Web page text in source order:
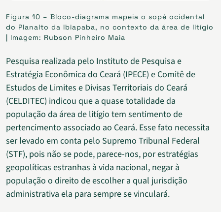
Figura 10 – Bloco-diagrama mapeia o sopé ocidental
do Planalto da Ibiapaba, no contexto da área de litígio
| Imagem: Rubson Pinheiro Maia
Pesquisa realizada pelo Instituto de Pesquisa e
Estratégia Econômica do Ceará (IPECE) e Comitê de
Estudos de Limites e Divisas Territoriais do Ceará
(CELDITEC) indicou que a quase totalidade da
população da área de litígio tem sentimento de
pertencimento associado ao Ceará. Esse fato necessita
ser levado em conta pelo Supremo Tribunal Federal
(STF), pois não se pode, parece-nos, por estratégias
geopolíticas estranhas à vida nacional, negar à
população o direito de escolher a qual jurisdição
administrativa ela para sempre se vinculará.